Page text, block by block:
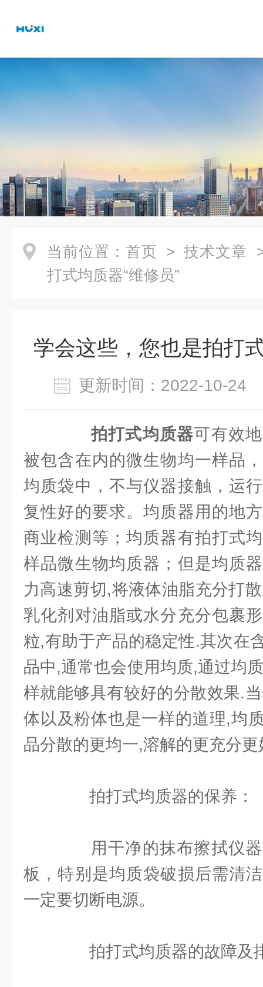
当前位置： 首页 > 技术文章
打式均质器“维修员”
学会这些，您也是拍打
更新时间：2022-10-
拍打式均质器可有效
被包含在内的微生物均一样品
均质袋中，不与仪器接触，运
复性好的要求。均质器用的地
商业检测等；均质器有拍打式
样品微生物均质器；但是均质
力高速剪切,将液体油脂充分打
乳化剂对油脂或水分充分包裹
粒,有助于产品的稳定性.其次在
品中,通常也会使用均质,通过均
样就能够具有较好的分散效果.
体以及粉体也是一样的道理,均
品分散的更均一,溶解的更充分
拍打式均质器的保养：
用干净的抹布擦拭仪器
板，特别是均质袋破损后需清
一定要切断电源。
拍打式均质器的故障及